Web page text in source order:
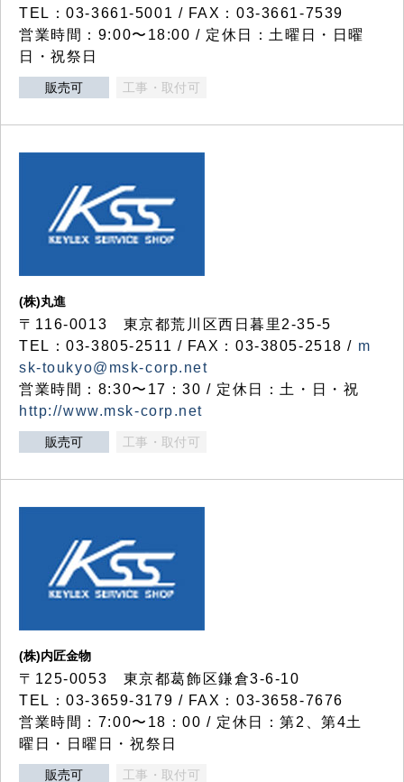
TEL：03-3661-5001 / FAX：03-3661-7539
営業時間：9:00〜18:00 / 定休日：土曜日・日曜
日・祝祭日
販売可 工事・取付可
(株)丸進
〒116-0013 東京都荒川区西日暮里2-35-5
TEL：03-3805-2511 / FAX：03-3805-2518 / m
sk-toukyo@msk-corp.net
営業時間：8:30〜17：30 / 定休日：土・日・祝
http://www.msk-corp.net
販売可 工事・取付可
(株)内匠金物
〒125-0053 東京都葛飾区鎌倉3-6-10
TEL：03-3659-3179 / FAX：03-3658-7676
営業時間：7:00〜18：00 / 定休日：第2、第4土
曜日・日曜日・祝祭日
販売可 工事・取付可